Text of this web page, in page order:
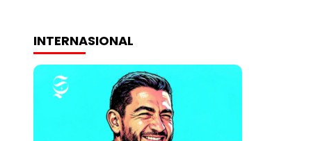
INTERNASIONAL